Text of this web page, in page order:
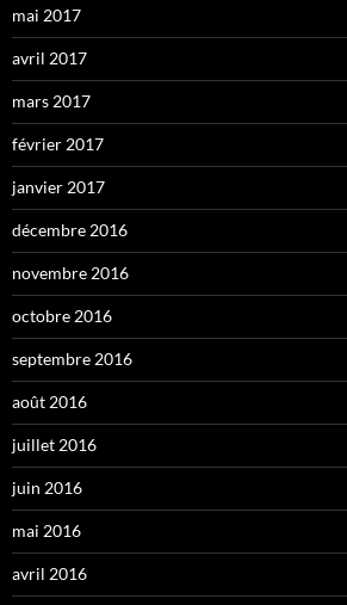
mai 2017
avril 2017
mars 2017
février 2017
janvier 2017
décembre 2016
novembre 2016
octobre 2016
septembre 2016
août 2016
juillet 2016
juin 2016
mai 2016
avril 2016